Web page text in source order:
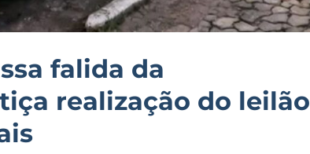
falida da
realização do leilão